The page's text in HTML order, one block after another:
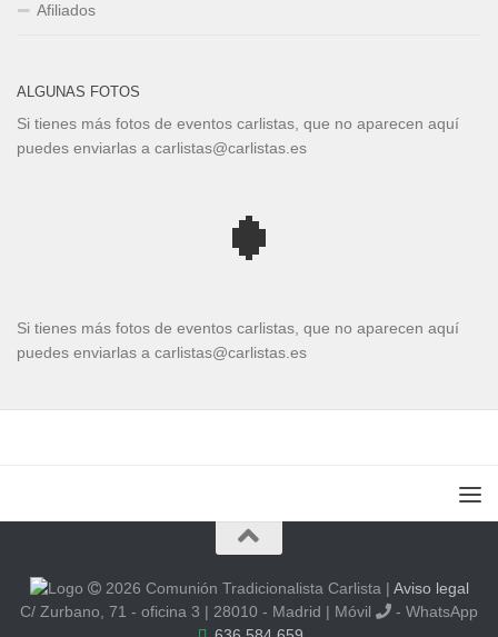
Afiliados
ALGUNAS FOTOS
Si tienes más fotos de eventos carlistas, que no aparecen aquí
puedes enviarlas a carlistas@carlistas.es
Si tienes más fotos de eventos carlistas, que no aparecen aquí
puedes enviarlas a carlistas@carlistas.es
2026 Comunión Tradicionalista Carlista | Aviso legal
C/ Zurbano, 71 - oficina 3 | 28010 - Madrid | Móvil
- WhatsApp